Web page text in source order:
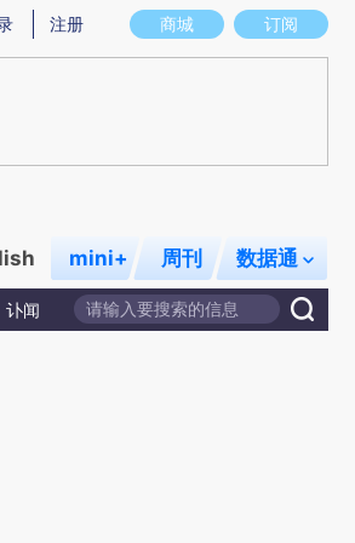
图存在偏差。不代表财新观点和立场。推荐点击
商城 订阅
注册
mini+ 周刊 数据通
讣闻